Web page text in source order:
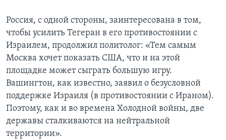
Россия, с одной стороны, заинтересована в том,
чтобы усилить Тегеран в его противостоянии с
Израилем, продолжил политолог: «Тем самым
Москва хочет показать США, что и на этой
площадке может сыграть большую игру.
Вашингтон, как известно, заявил о безусловной
поддержке Израиля (в противостоянии с Ираном).
Поэтому, как и во времена Холодной войны, две
державы сталкиваются на нейтральной
территории».